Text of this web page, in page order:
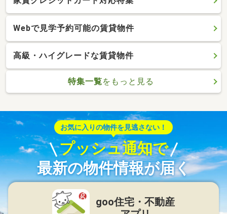
Webで見学予約可能の賃貸物件
高級・ハイグレードな賃貸物件
特集一覧をもっと見る
お気に入りの物件を見逃さない！
プッシュ通知で
最新の物件情報が届く
goo住宅・不動産